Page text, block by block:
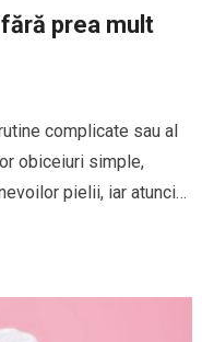
prea mult
complicate sau al
obiceiuri simple,
pielii, iar atunci…